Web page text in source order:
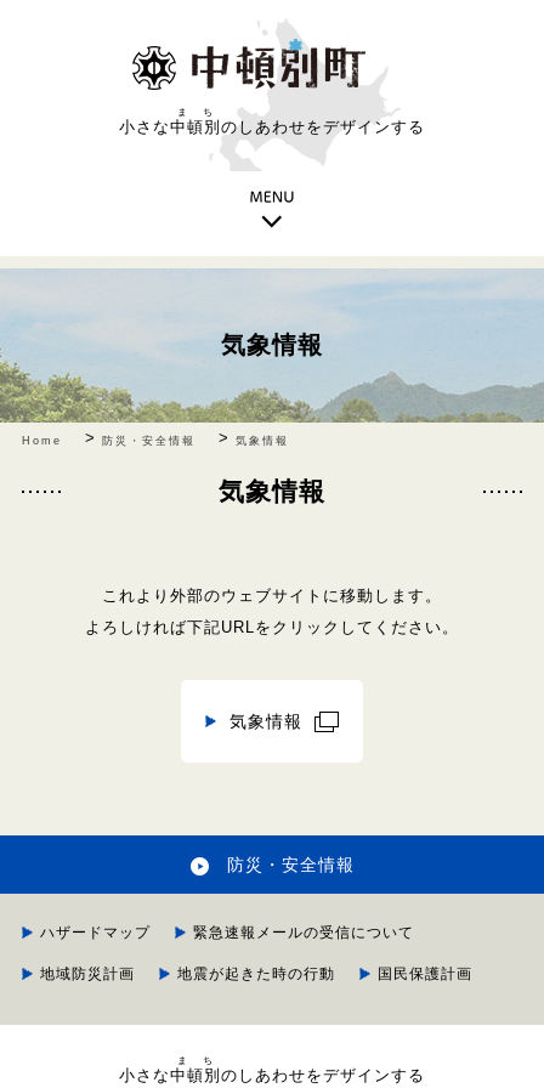
小さな中頓別
まち
のしあわせをデザインする
気象情報
Home > 防災・安全情報 > 気象情報
気象情報
これより外部のウェブサイトに移動します。
よろしければ下記URLをクリックしてください。
気象情報
防災・安全情報
ハザードマップ 緊急速報メールの受信について
地域防災計画 地震が起きた時の行動 国民保護計画
小さな中頓別
まち
のしあわせをデザインする